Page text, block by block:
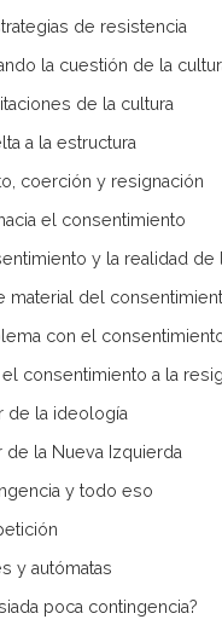
de resistencia
la cuestión de la
de la cultura
a la estructura
coerción y resignación
el consentimiento
y la realidad de
material del
con el
consentimiento a la
de la ideología
de la Nueva Izquierda
y todo eso
y autómatas
poca contingencia?